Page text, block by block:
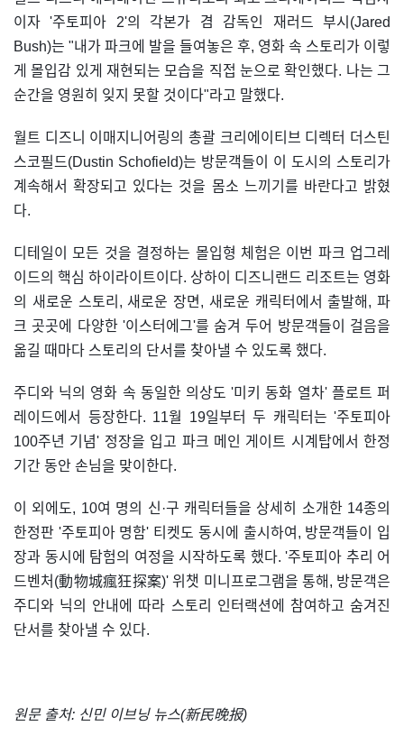
이자 '주토피아 2'의 각본가 겸 감독인 재러드 부시(Jared
Bush)는 "내가 파크에 발을 들여놓은 후, 영화 속 스토리가 이렇
게 몰입감 있게 재현되는 모습을 직접 눈으로 확인했다. 나는 그
순간을 영원히 잊지 못할 것이다"라고 말했다.
월트 디즈니 이매지니어링의 총괄 크리에이티브 디렉터 더스틴
스코필드(Dustin Schofield)는 방문객들이 이 도시의 스토리가
계속해서 확장되고 있다는 것을 몸소 느끼기를 바란다고 밝혔
다.
디테일이 모든 것을 결정하는 몰입형 체험은 이번 파크 업그레
이드의 핵심 하이라이트이다. 상하이 디즈니랜드 리조트는 영화
의 새로운 스토리, 새로운 장면, 새로운 캐릭터에서 출발해, 파
크 곳곳에 다양한 '이스터에그'를 숨겨 두어 방문객들이 걸음을
옮길 때마다 스토리의 단서를 찾아낼 수 있도록 했다.
주디와 닉의 영화 속 동일한 의상도 '미키 동화 열차' 플로트 퍼
레이드에서 등장한다. 11월 19일부터 두 캐릭터는 '주토피아
100주년 기념' 정장을 입고 파크 메인 게이트 시계탑에서 한정
기간 동안 손님을 맞이한다.
이 외에도, 10여 명의 신·구 캐릭터들을 상세히 소개한 14종의
한정판 '주토피아 명함' 티켓도 동시에 출시하여, 방문객들이 입
장과 동시에 탐험의 여정을 시작하도록 했다. '주토피아 추리 어
드벤처(動物城瘋狂探案)' 위챗 미니프로그램을 통해, 방문객은
주디와 닉의 안내에 따라 스토리 인터랙션에 참여하고 숨겨진
단서를 찾아낼 수 있다.
원문 출처: 신민 이브닝 뉴스(新民晚报)